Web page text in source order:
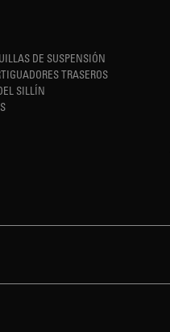
DE SUSPENSIÓN
TRASEROS
SILLÍN